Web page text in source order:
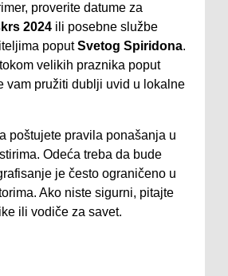
proverite datume za
2024 ili posebne službe
poputSvetog Spiridona.
velikih praznika poput
vam pružiti dublji uvid u lokalne
poštujete pravila ponašanja u
Odeća treba da bude
je često ograničeno u
Ako niste sigurni, pitajte
ili vodiče za savet.